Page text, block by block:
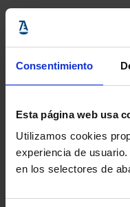
Consentimiento
Esta página web usa
Utilizamos cookies
experiencia de
en los selectores de
deber de secreto
Y además, la
comporta, es
Centralizado de